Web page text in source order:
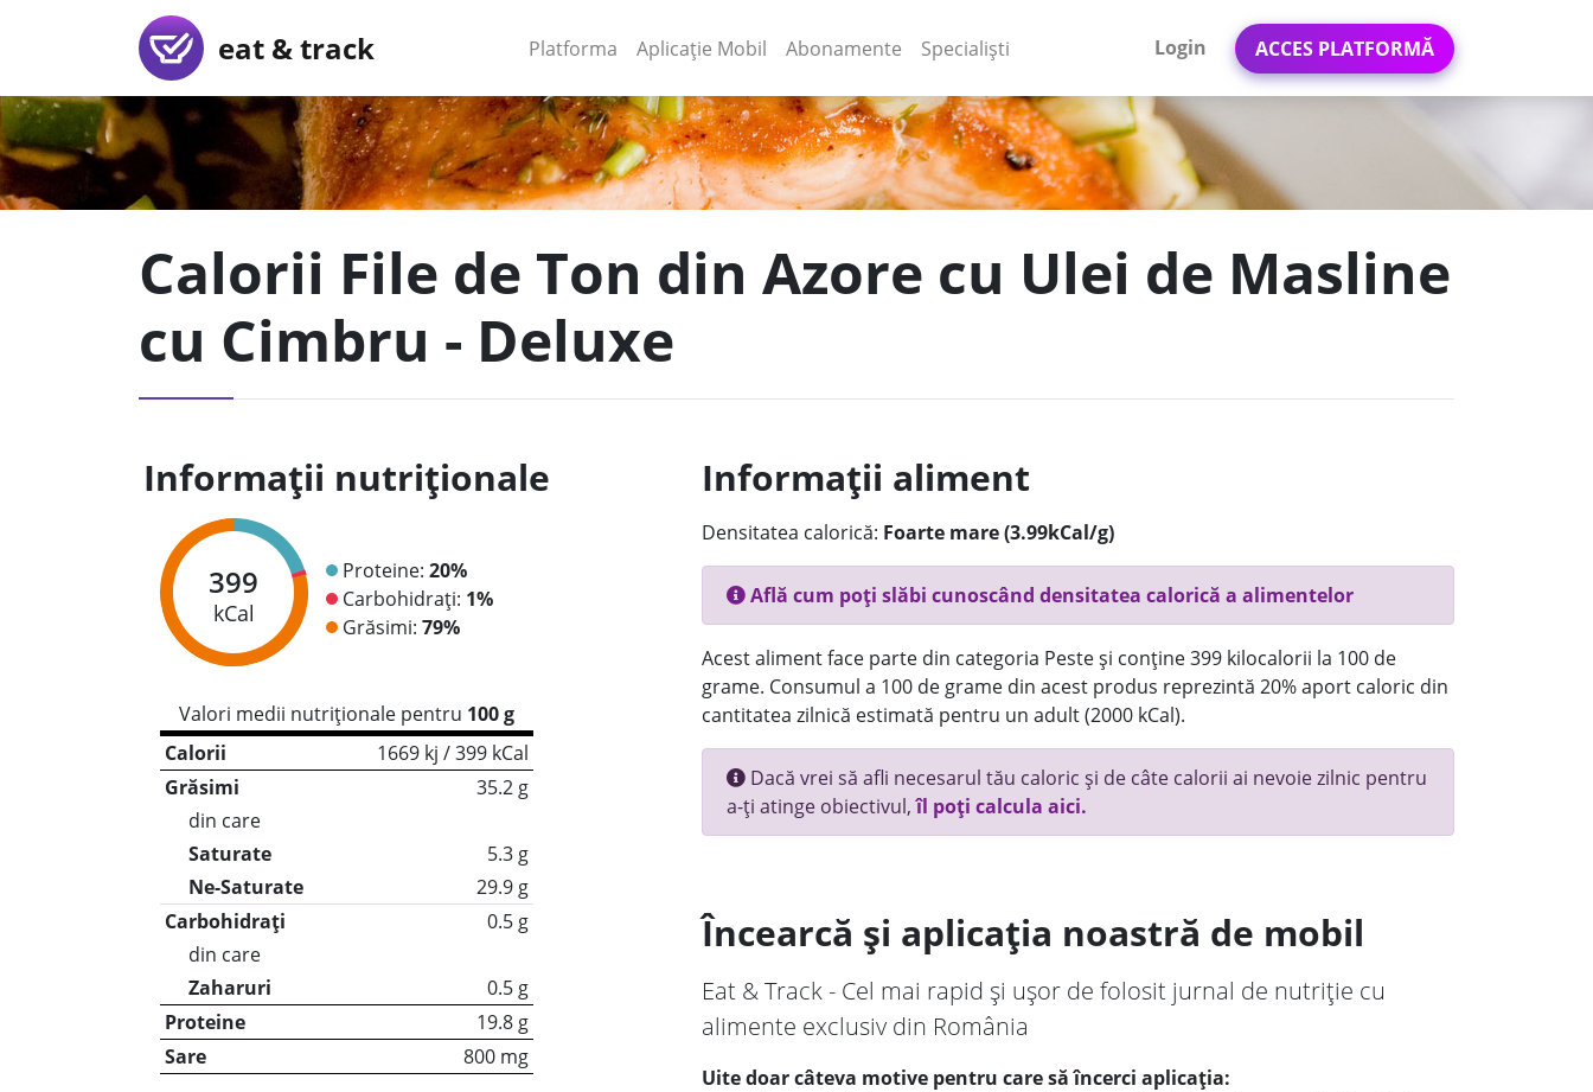
eat & track Platforma (current)
Aplicație Mobil (current)
Abonamente Specialiști Login ACCES PLATFORMĂ
Calorii File de Ton din Azore cu Ulei de Masline
cu Cimbru - Deluxe
Informații nutriționale
399
kCal
Proteine: 20%
Carbohidrați: 1%
Grăsimi: 79%
Valori medii nutriționale pentru 100 g
Calorii
1669 kj / 399 kCal
Grăsimi
35.2 g
din care
Saturate
5.3 g
Ne-Saturate
29.9 g
Carbohidrați
0.5 g
din care
Zaharuri
0.5 g
Proteine
19.8 g
Sare
800 mg
Informații aliment
Densitatea calorică: Foarte mare (3.99kCal/g)
Află cum poți slăbi cunoscând densitatea calorică a alimentelor
Acest aliment face parte din categoria Peste și conține 399 kilocalorii la 100 de
grame. Consumul a 100 de grame din acest produs reprezintă 20% aport caloric din
cantitatea zilnică estimată pentru un adult (2000 kCal).
Dacă vrei să afli necesarul tău caloric și de câte calorii ai nevoie zilnic pentru
a-ți atinge obiectivul,îl poți calcula aici.
Încearcă și aplicația noastră de mobil
Eat & Track - Cel mai rapid și ușor de folosit jurnal de nutriție cu
alimente exclusiv din România
Uite doar câteva motive pentru care să încerci aplicația: